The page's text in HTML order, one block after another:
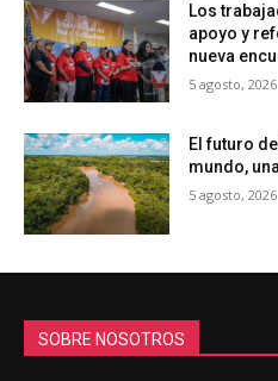
Los
apoyo y
nueva
5 agosto, 2026
El futuro
mundo,
5 agosto, 2026
SOBRE NOSOTROS